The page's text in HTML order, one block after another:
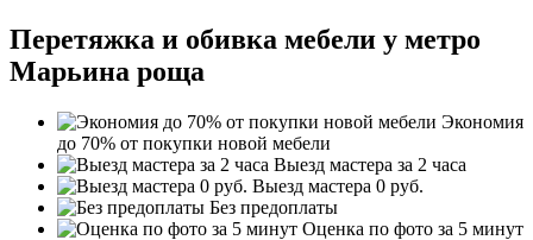
Перетяжка и обивка мебели у метро
Марьина роща
Экономия
до 70% от покупки новой мебели
Выезд мастера за 2 часа
Выезд мастера 0 руб.
Без предоплаты
Оценка по фото за 5 минут